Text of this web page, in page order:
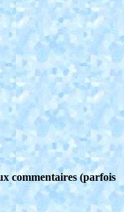
commentaires (parfois